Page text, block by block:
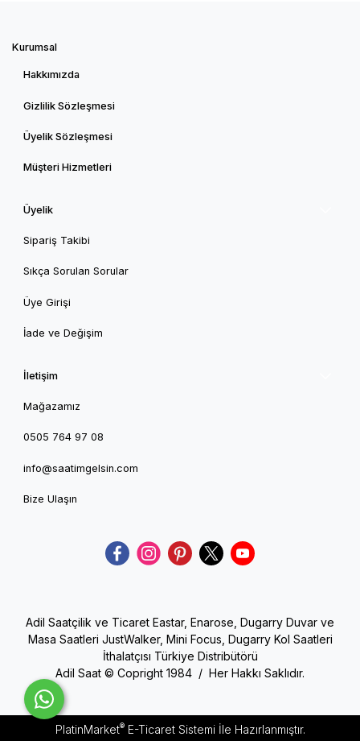
Kurumsal
Hakkımızda
Gizlilik Sözleşmesi
Üyelik Sözleşmesi
Müşteri Hizmetleri
Üyelik
Sipariş Takibi
Sıkça Sorulan Sorular
Üye Girişi
İade ve Değişim
İletişim
Mağazamız
0505 764 97 08
info@saatimgelsin.com
Bize Ulaşın
Adil Saatçilik ve Ticaret Eastar, Enarose, Dugarry Duvar ve
Masa Saatleri JustWalker, Mini Focus, Dugarry Kol Saatleri
İthalatçısı Türkiye Distribütörü
Adil Saat © Copright 1984 / Her Hakkı Saklıdır.
PlatinMarket®E-Ticaret Sistemiİle Hazırlanmıştır.